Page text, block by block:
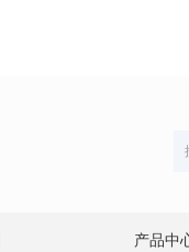
产品中